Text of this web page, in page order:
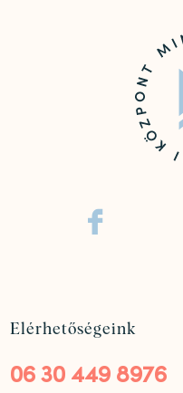

Elérhetőségeink
06 30 449 8976